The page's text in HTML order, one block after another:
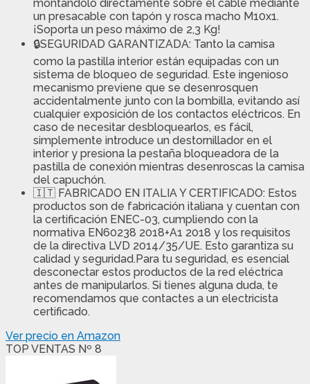
montándolo directamente sobre el cable mediante
un presacable con tapón y rosca macho M10x1.
¡Soporta un peso máximo de 2,3 Kg!
🔒SEGURIDAD GARANTIZADA: Tanto la camisa
como la pastilla interior están equipadas con un
sistema de bloqueo de seguridad. Este ingenioso
mecanismo previene que se desenrosquen
accidentalmente junto con la bombilla, evitando así
cualquier exposición de los contactos eléctricos. En
caso de necesitar desbloquearlos, es fácil,
simplemente introduce un destornillador en el
interior y presiona la pestaña bloqueadora de la
pastilla de conexión mientras desenroscas la camisa
del capuchón.
🇮🇹 FABRICADO EN ITALIA Y CERTIFICADO: Estos
productos son de fabricación italiana y cuentan con
la certificación ENEC-03, cumpliendo con la
normativa EN60238 2018+A1 2018 y los requisitos
de la directiva LVD 2014/35/UE. Esto garantiza su
calidad y seguridad.Para tu seguridad, es esencial
desconectar estos productos de la red eléctrica
antes de manipularlos. Si tienes alguna duda, te
recomendamos que contactes a un electricista
certificado.
Ver precio en Amazon
TOP VENTAS Nº 8